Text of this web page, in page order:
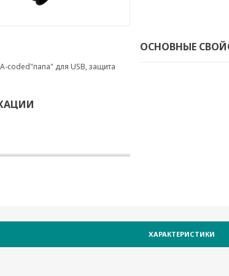
coded"папа" для USB, защита
ОСНОВНЫЕ
ХАРАКТЕРИСТИКИ